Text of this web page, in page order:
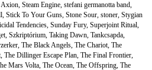
Axion, Steam Engine, stefani germanotta band,
, Stick To Your Guns, Stone Sour, stoner, Stygian
Tendencies, Sunday Fury, Superjoint Ritual,
, Szkriptórium, Taking Dawn, Tankcsapda,
, The Black Angels, The Chariot, The
, The Dillinger Escape Plan, The Final Frontier,
Mars Volta, The Ocean, The Offspring, The